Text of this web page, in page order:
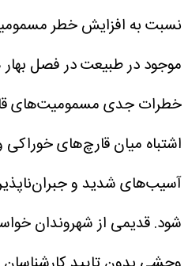
نسبت به افزایش خطر
موجود در طبیعت در فصل بهار
خطرات جدی مسمومیت‌های
اشتباه میان قارچ‌های
آسیب‌های شدید و
شود.قدیمی از شهروندان